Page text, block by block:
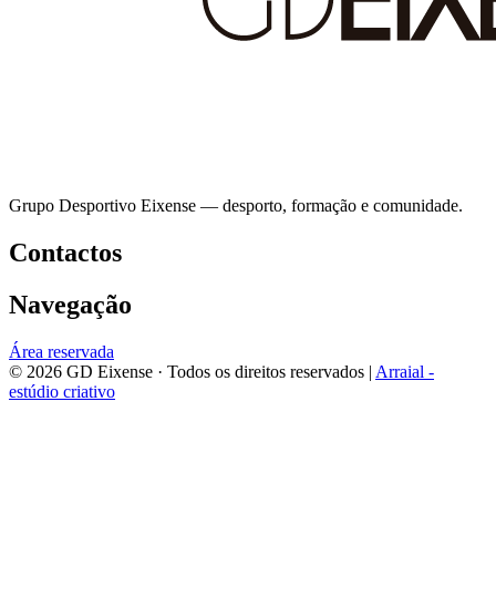
Grupo Desportivo Eixense — desporto, formação e comunidade.
Contactos
Navegação
Área reservada
© 2026 GD Eixense · Todos os direitos reservados | Arraial -
estúdio criativo